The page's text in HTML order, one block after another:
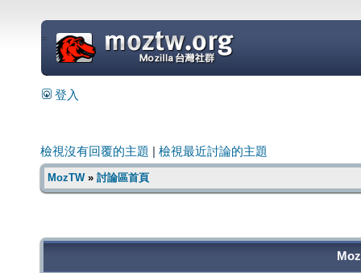
=
登入
檢視沒有回覆的主題 檢視最近討論的主題
MozTW» 討論區首頁